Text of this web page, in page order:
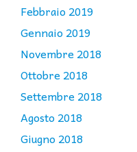
Febbraio 2019
Gennaio 2019
Novembre 2018
Ottobre 2018
Settembre 2018
Agosto 2018
Giugno 2018